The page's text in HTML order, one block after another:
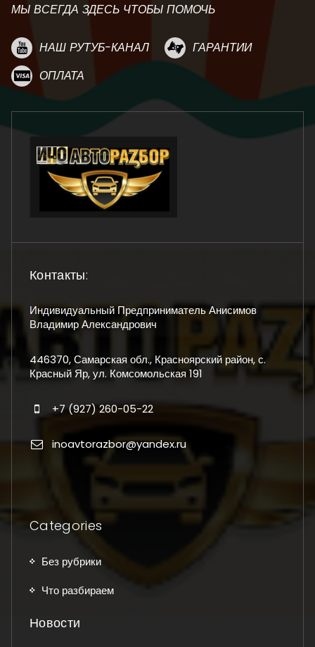
МЫ ВСЕГДА ЗДЕСЬ ЧТОБЫ ПОМОЧЬ
НАШ РУТУБ-КАНАЛ
ГАРАНТИИ
ОПЛАТА
Контакты:
Индивидуальный Предприниматель Анисимов
Владимир Александрович
446370, Самарская обл., Красноярский район, с.
Красный Яр, ул. Комсомольская 191
+7 (927) 260-05-22
inoavtorazbor@yandex.ru
Categories
Без рубрики
Что разбираем
Новости